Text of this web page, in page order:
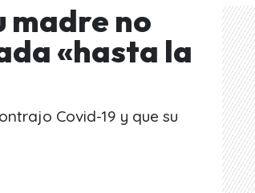
madre no
«hasta la
Covid-19 y que su